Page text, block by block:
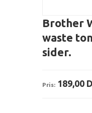
Brother
waste
sider.
Pris: 189,00